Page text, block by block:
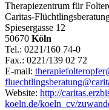
Therapiezentrum für
Caritas-
Spiesergasse 12
50670 Köln
Tel.: 0221/160 74-0
Fax.: 0221/139 02 72
E-mail:
Website: http://
koeln.de/koeln_cv/